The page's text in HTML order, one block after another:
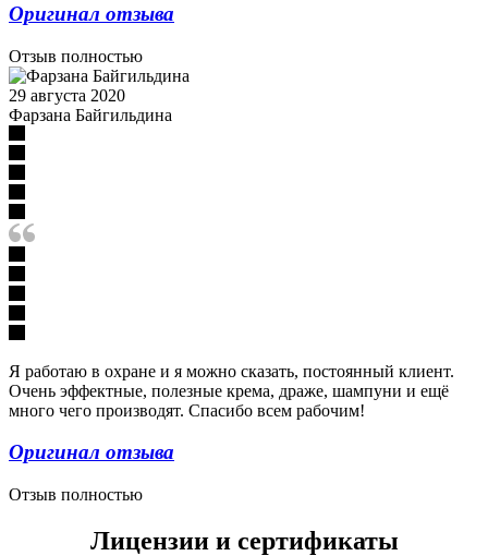
Оригинал отзыва
Отзыв полностью
29 августа 2020
Фарзана Байгильдина
Я работаю в охране и я можно сказать, постоянный клиент.
Очень эффектные, полезные крема, драже, шампуни и ещё
много чего производят. Спасибо всем рабочим!
Оригинал отзыва
Отзыв полностью
Лицензии и сертификаты